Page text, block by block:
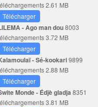
2.61 MB
Télécharger
- Ago man dou8003
3.72 MB
Télécharger
- Sé-kookari9899
2.88 MB
Télécharger
Monde - Édjè gladja 8351
3.81 MB